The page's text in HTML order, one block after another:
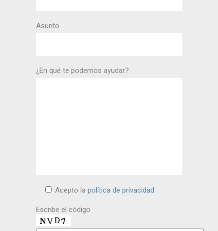
Asunto
¿En qué te podemos ayudar?
Acepto la política de privacidad
Escribe el código